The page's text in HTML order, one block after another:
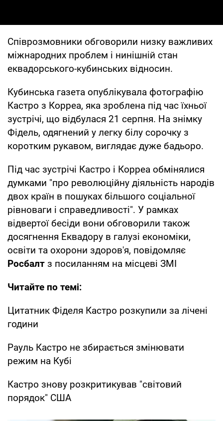
Співрозмовники обговорили низку важливих
міжнародних проблем і нинішній стан
еквадорського-кубинських відносин.
Кубинська газета опублікувала фотографію
Кастро з Корреа, яка зроблена під час їхньої
зустрічі, що відбулася 21 серпня. На знімку
Фідель, одягнений у легку білу сорочку з
коротким рукавом, виглядає дуже бадьоро.
Під час зустрічі Кастро і Корреа обмінялися
думками "про революційну діяльність народів
двох країн в пошуках більшого соціальної
рівноваги і справедливості". У рамках
відвертої бесіди вони обговорили також
досягнення Еквадору в галузі економіки,
освіти та охорони здоров'я, повідомляє
Росбалт з посиланням на місцеві ЗМІ
Читайте по темі:
Цитатник Фіделя Кастро розкупили за лічені
години
Рауль Кастро не збирається змінювати
режим на Кубі
Кастро знову розкритикував "світовий
порядок" США